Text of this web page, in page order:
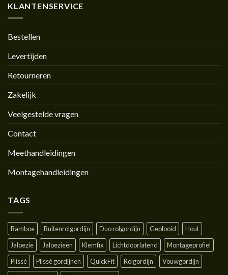
KLANTENSERVICE
Bestellen
Levertijden
Retourneren
Zakelijk
Veelgestelde vragen
Contact
Meethandleidingen
Montagehandleidingen
TAGS
Bamboe Buitenrolgordijn Duo rolgordijn Geplooid
Hout
Jaloezie
Jaloezieën Klemfix Lichtdoorlatend
Montageprofiel
Plissè
Plissè gordijnen QuickFit Rolgordijn
Vouwgordijn